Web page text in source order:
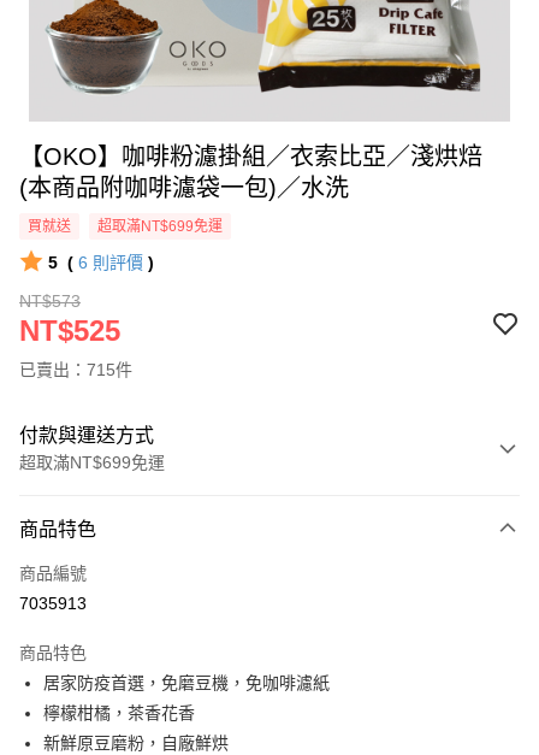
【OKO】咖啡粉濾掛組／衣索比亞／淺烘焙
(本商品附咖啡濾袋一包)／水洗
買就送 超取滿NT$699免運
5 ( 6 則評價 )
NT$573
NT$525
已賣出：715件
付款與運送方式
超取滿NT$699免運
信用卡一次付款
信用卡分期付款
合作金庫商業銀行
華南商業銀行
彰化商業銀行
上海商業儲蓄銀行
國泰世華商業銀行
6 期 0 利率 每期
華南商業銀行
上海商業儲蓄銀行
超商取貨付款
商品特色
商品編號
7035913
商品特色
居家防疫首選，免磨豆機，免咖啡濾紙
檸檬柑橘，茶香花香
新鮮原豆磨粉，自廠鮮烘